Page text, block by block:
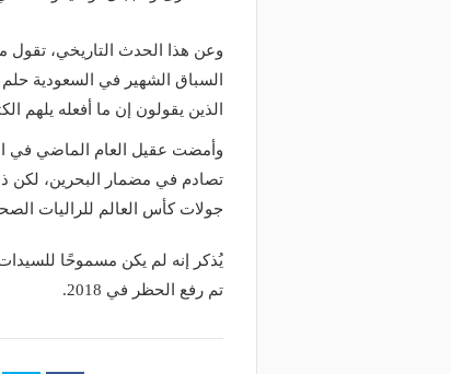
السباق الشهير في السعودية
الذين يقولون إن ما أفعله يلهم
وأمضت عقيل العام الماضي في
تصادم في مضمار البحرين، لكن
جولات كأس العالم للراليات
يُذكر إنه لم يكن مسموحًا
تم رفع الحظر في 2018.
منذ 23 ساعة
إغلاق طريق
بتقنيات تسرع الفحص 10 مرات.. الذكاء